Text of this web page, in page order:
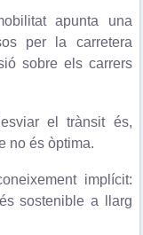
apunta una
per la carretera
sobre els carrers
el trànsit és,
no és òptima.
implícit:
sostenible a llarg